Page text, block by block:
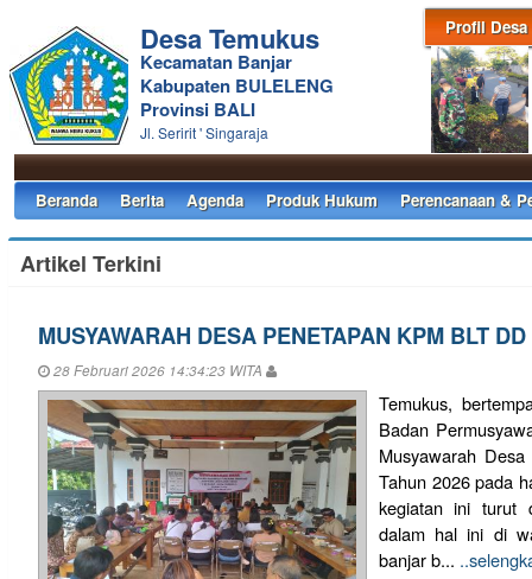
Profil Desa
Desa Temukus
Kecamatan Banjar
Kabupaten BULELENG
Provinsi BALI
Jl. Seririt ' Singaraja
Beranda Berita Agenda Produk Hukum Perencanaan &
Artikel Terkini
MUSYAWARAH DESA PENETAPAN KPM BLT
28 Februari 2026 14:34:23 WITA
Temukus,
Badan
Musyawarah
Tahun 2026 pada
kegiatan ini turut
dalam hal ini di
banjar b...